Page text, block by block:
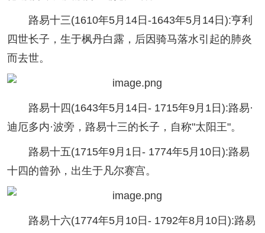
路易十三(1610年5月14日-1643年5月14日):亨利
四世长子，生于枫丹白露，后因骑马落水引起的肺炎
而去世。
路易十四(1643年5月14日- 1715年9月1日):路易·
迪厄多内·波旁，路易十三的长子，自称"太阳王"。
路易十五(1715年9月1日- 1774年5月10日):路易
十四的曾孙，出生于凡尔赛宫。
路易十六(1774年5月10日- 1792年8月10日):路易